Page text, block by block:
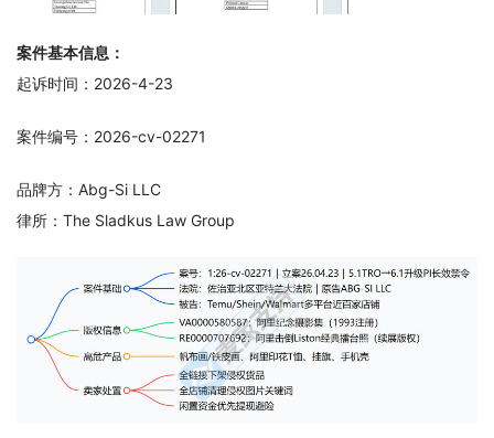
案件基本信息：
起诉时间：2026-4-23
案件编号：2026-cv-02271
品牌方：Abg-Si LLC
律所：The Sladkus Law Group